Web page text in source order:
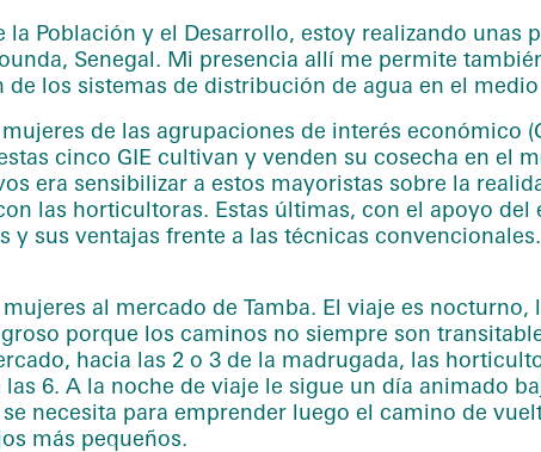
Población y el Desarrollo, estoy realizando unas
Senegal. Mi presencia allí me permite
los sistemas de distribución de agua en el
de las agrupaciones de interés económico
cinco GIE cultivan y venden su cosecha en el
era sensibilizar a estos mayoristas sobre la
las horticultoras. Estas últimas, con el apoyo del
sus ventajas frente a las técnicas convencionales.
al mercado de Tamba. El viaje es nocturno,
porque los caminos no siempre son
hacia las 2 o 3 de la madrugada, las
6. A la noche de viaje le sigue un día animado
necesita para emprender luego el camino de
más pequeños.